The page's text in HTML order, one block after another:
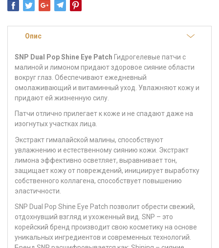
Опис
SNP Dual Pop Shine Eye Patch Гидрогелевые патчи с
малиной и лимоном придают здоровое сияние области
вокруг глаз. Обеспечивают ежедневный
омолаживающий и витаминный уход. Увлажняют кожу и
придают ей жизненную силу.
Патчи отлично прилегает к коже и не спадают даже на
изогнутых участках лица.
Экстракт гималайской малины, способствуют
увлажнению и естественному сиянию кожи. Экстракт
лимона эффективно осветляет, выравнивает тон,
защищает кожу от повреждений, инициирует выработку
собственного коллагена, способствует повышению
эластичности.
SNP Dual Pop Shine Eye Patch позволит обрести свежий,
отдохнувший взгляд и ухоженный вид. SNP – это
корейский бренд производит свою косметику на основе
уникальных ингредиентов и современных технологий.